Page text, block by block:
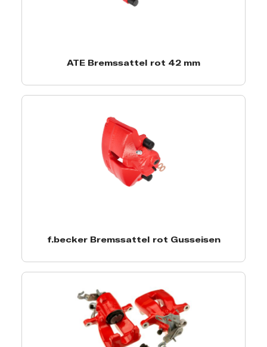
ATE Bremssattel rot 42 mm
f.becker Bremssattel rot Gusseisen